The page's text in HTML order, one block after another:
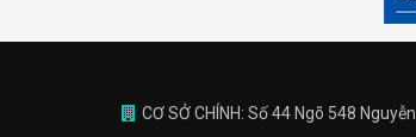
CƠ SỞ CHÍNH: Số 44 Ngõ 548 Nguyễn